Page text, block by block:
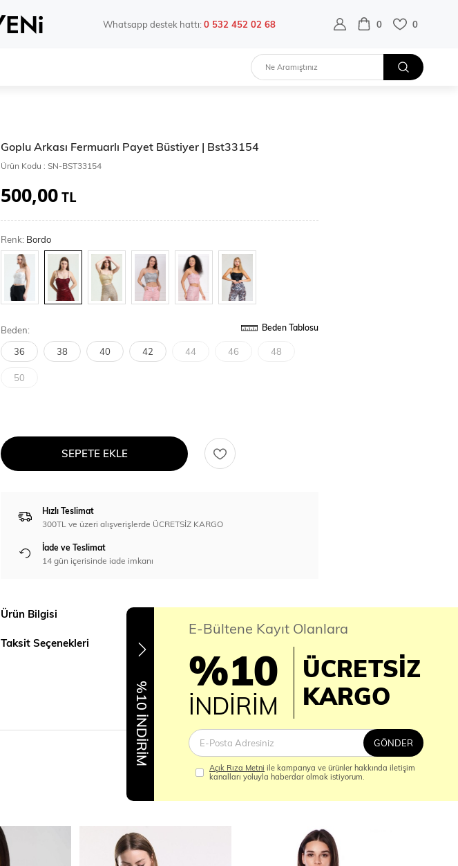
Whatsapp destek hattı:0 532 452 02 68 0 0
Goplu Arkası Fermuarlı Payet Büstiyer | Bst33154
Ürün Kodu : SN-BST33154
500,00TL
Renk: Bordo
Beden: Beden Tablosu
36 38 40 42 44 46 48
50
SEPETE EKLE
Hızlı Teslimat
300TL ve üzeri alışverişlerde ÜCRETSİZ KARGO
İade ve Teslimat
14 gün içerisinde iade imkanı
Ürün Bilgisi
Taksit Seçenekleri
%10 İNDİRİM
E-Bültene Kayıt Olanlara
%10
İNDİRİM
ÜCRETSİZ
KARGO
GÖNDER
Açık Rıza Metni ile kampanya ve ürünler hakkında iletişim
kanalları yoluyla haberdar olmak istiyorum.